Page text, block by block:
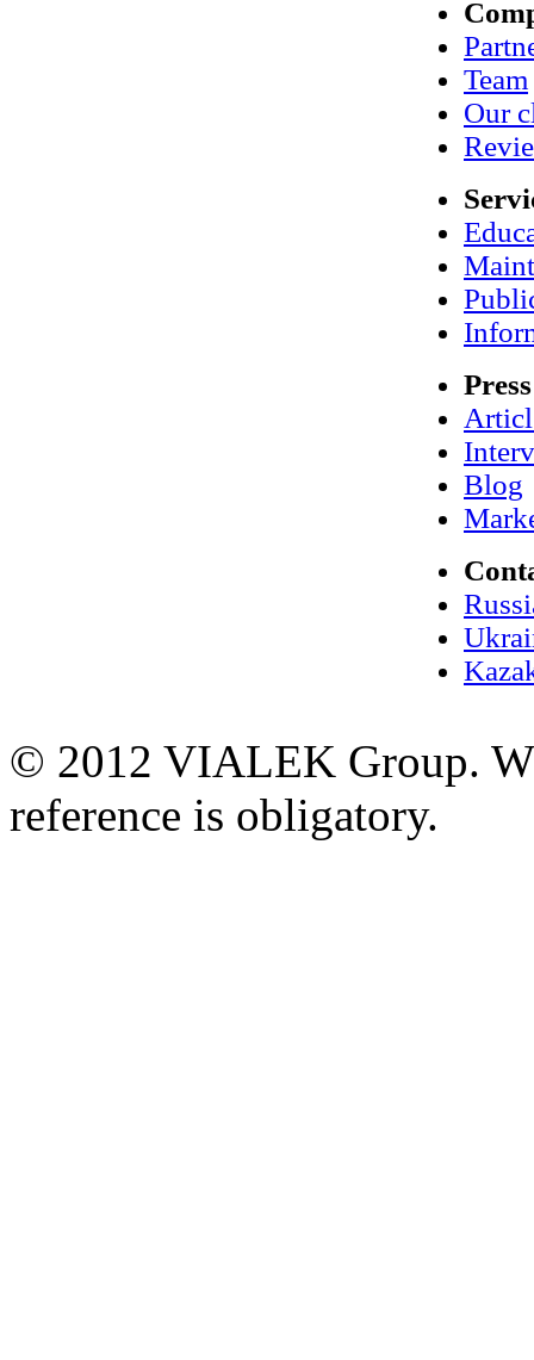
Team
Our
Press
Blog
© 2012 VIALEK Group.
reference is obligatory.